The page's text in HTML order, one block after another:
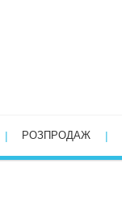
РОЗПРОДАЖ